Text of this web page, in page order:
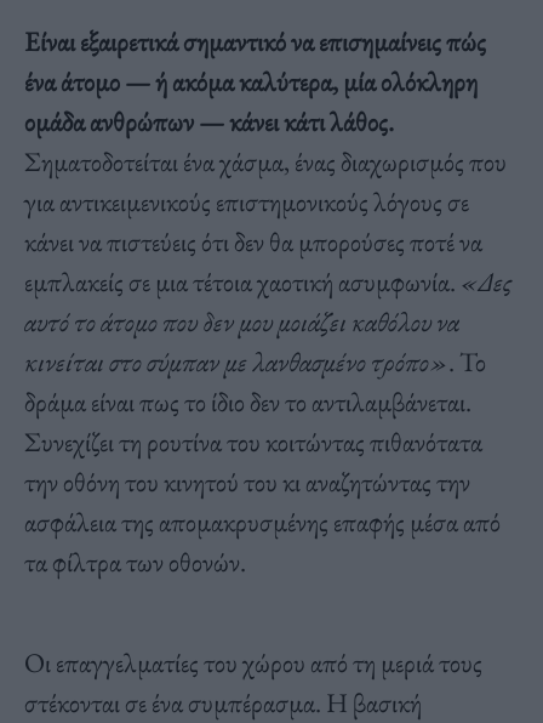
Είναι εξαιρετικά σημαντικό να επισημαίνεις πώς
ένα άτομο — ή ακόμα καλύτερα, μία ολόκληρη
ομάδα ανθρώπων — κάνει κάτι λάθος.
Σηματοδοτείται ένα χάσμα, ένας διαχωρισμός που
για αντικειμενικούς επιστημονικούς λόγους σε
κάνει να πιστεύεις ότι δεν θα μπορούσες ποτέ να
εμπλακείς σε μια τέτοια χαοτική ασυμφωνία. «Δες
αυτό το άτομο που δεν μου μοιάζει καθόλου να
κινείται στο σύμπαν με λανθασμένο τρόπο». Το
δράμα είναι πως το ίδιο δεν το αντιλαμβάνεται.
Συνεχίζει τη ρουτίνα του κοιτώντας πιθανότατα
την οθόνη του κινητού του κι αναζητώντας την
ασφάλεια της απομακρυσμένης επαφής μέσα από
τα φίλτρα των οθονών.
Οι επαγγελματίες του χώρου από τη μεριά τους
στέκονται σε ένα συμπέρασμα. Η βασική